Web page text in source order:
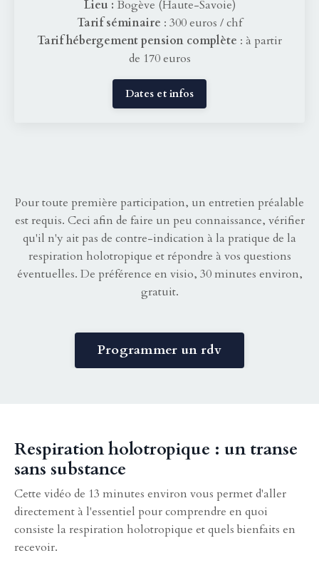
Lieu : Bogève (Haute-Savoie)
Tarif séminaire : 300 euros / chf
Tarif hébergement pension complète : à partir
de 170 euros
Dates et infos
Pour toute première participation, un entretien préalable
est requis. Ceci afin de faire un peu connaissance, vérifier
qu'il n'y ait pas de contre-indication à la pratique de la
respiration holotropique et répondre à vos questions
éventuelles. De préférence en visio, 30 minutes environ,
gratuit.
Programmer un rdv
Respiration holotropique : un transe
sans substance
Cette vidéo de 13 minutes environ vous permet d'aller
directement à l'essentiel pour comprendre en quoi
consiste la respiration holotropique et quels bienfaits en
recevoir.